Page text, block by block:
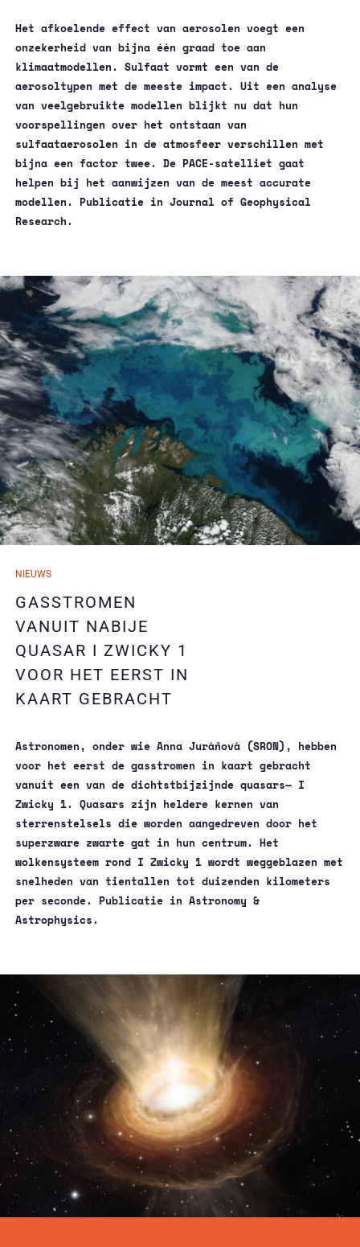
Het afkoelende effect van aerosolen voegt een
onzekerheid van bijna één graad toe aan
klimaatmodellen. Sulfaat vormt een van de
aerosoltypen met de meeste impact. Uit een analyse
van veelgebruikte modellen blijkt nu dat hun
voorspellingen over het ontstaan van
sulfaataerosolen in de atmosfeer verschillen met
bijna een factor twee. De PACE-satelliet gaat
helpen bij het aanwijzen van de meest accurate
modellen. Publicatie in Journal of Geophysical
Research.
NIEUWS07/06/2024
GASSTROMEN
VANUIT NABIJE
QUASAR I ZWICKY 1
VOOR HET EERST IN
KAART GEBRACHT
Astronomen, onder wie Anna Juráňová (SRON), hebben
voor het eerst de gasstromen in kaart gebracht
vanuit een van de dichtstbijzijnde quasars— I
Zwicky 1. Quasars zijn heldere kernen van
sterrenstelsels die worden aangedreven door het
superzware zwarte gat in hun centrum. Het
wolkensysteem rond I Zwicky 1 wordt weggeblazen met
snelheden van tientallen tot duizenden kilometers
per seconde. Publicatie in Astronomy &
Astrophysics.